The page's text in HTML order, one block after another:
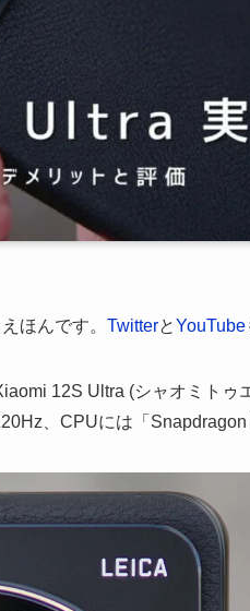
ほんです。 TwitterとYouTube
12S Ultra (シャオミトゥ
、CPUには「Snapdragon